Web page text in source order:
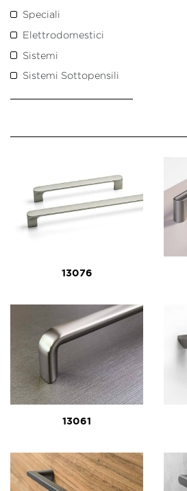
Speciali
Elettrodomestici
Sistemi
Sistemi Sottopensili
13076
13061